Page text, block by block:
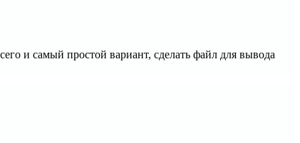
и самый простой вариант, сделать файл для вывода